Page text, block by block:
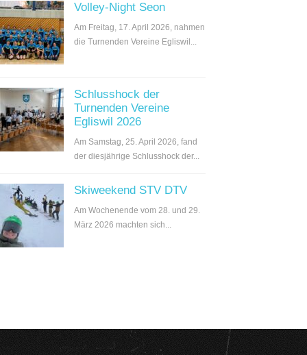
Volley-Night Seon
Am Freitag, 17. April 2026, nahmen
die Turnenden Vereine Egliswil...
Schlusshock der
Turnenden Vereine
Egliswil 2026
Am Samstag, 25. April 2026, fand
der diesjährige Schlusshock der...
Skiweekend STV DTV
Am Wochenende vom 28. und 29.
März 2026 machten sich...